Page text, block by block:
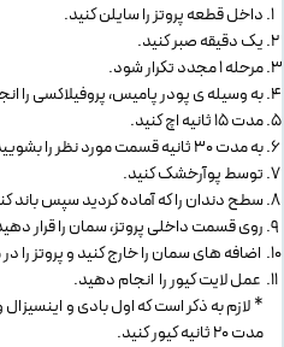
داخل قطعه پروتز را سایلن کنید.
یک دقیقه صبر کنید.
مرحله 1 مجدد تکرار شود.
به وسیله ی پودر پامیس، پروفیلاکسی را
مدت 15 ثانیه اچ کنید.
به مدت 30 ثانیه قسمت مورد نظر را بشویید.
توسط پوآرخشک کنید.
سطح دندان را که آماده کردید سپس باند
روی قسمت داخلی پروتز، سمان را قرار
اضافه های سمان را خارج کنید و پروتز را
عمل لایت کیور را انجام دهید.
* لازم به ذکر است که اول بادی و
مدت 20 ثانیه کیور کنید.